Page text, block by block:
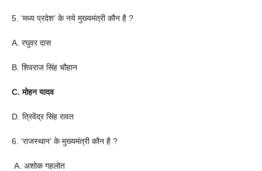
5. ‘मध्य प्रदेश’ के नये मुख्यमंत्री कौन है ?
A. रघुवर दास
B. शिवराज सिंह चौहान
C. मोहन यादव
D. त्रिवेंद्र सिंह रावत
6. ‘राजस्थान’ के मुख्यमंत्री कौन है ?
A. अशोक गहलोत